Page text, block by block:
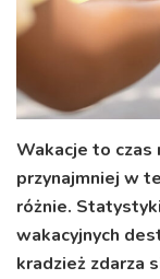
Wakacje to czas
przynajmniej w
różnie.
wakacyjnych
kradzież zdarza